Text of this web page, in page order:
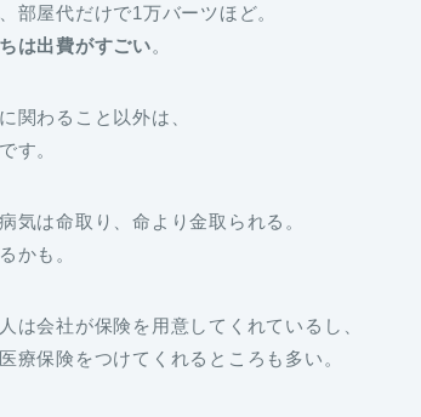
部屋代だけで1万バーツほど。
は出費がすごい。
関わること以外は、
す。
気は命取り、命より金取られる。
かも。
は会社が保険を用意してくれているし、
療保険をつけてくれるところも多い。